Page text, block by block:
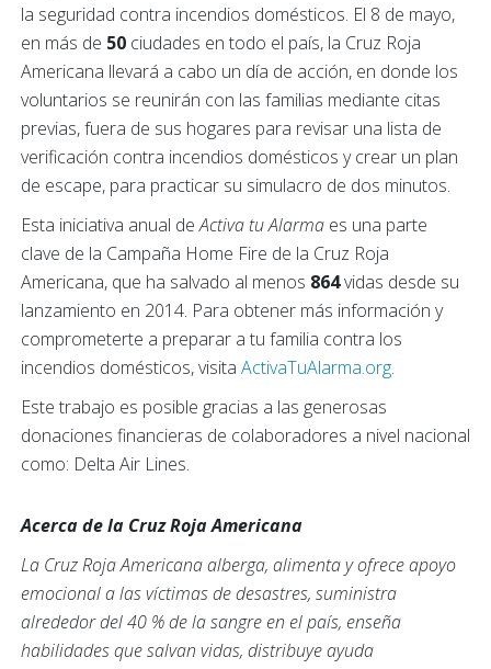
la seguridad contra incendios domésticos. El 8 de mayo,
en más de 50 ciudades en todo el país, la Cruz Roja
Americana llevará a cabo un día de acción, en donde los
voluntarios se reunirán con las familias mediante citas
previas, fuera de sus hogares para revisar una lista de
verificación contra incendios domésticos y crear un plan
de escape, para practicar su simulacro de dos minutos.
Esta iniciativa anual deActiva tu Alarma es una parte
clave de la Campaña Home Fire de la Cruz Roja
Americana, que ha salvado al menos 864vidas desde su
lanzamiento en 2014. Para obtener más información y
comprometerte a preparar a tu familia contra los
incendios domésticos, visita ActivaTuAlarma.org.
Este trabajo es posible gracias a las generosas
donaciones financieras de colaboradores a nivel nacional
como: Delta Air Lines.
Acerca de la Cruz Roja Americana
La Cruz Roja Americana alberga, alimenta y ofrece apoyo
emocional a las víctimas de desastres, suministra
alrededor del 40 % de la sangre en el país, enseña
habilidades que salvan vidas, distribuye ayuda